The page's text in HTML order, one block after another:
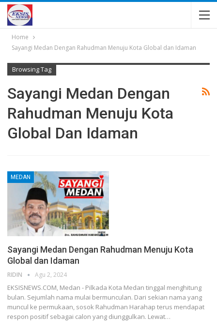
Home
Sayangi Medan Dengan Rahudman Menuju Kota Global dan Idaman
Browsing Tag
Sayangi Medan Dengan
Rahudman Menuju Kota
Global Dan Idaman
MEDAN
Sayangi Medan Dengan Rahudman Menuju Kota
Global dan Idaman
RIDIN Agu 2, 2024
EKSISNEWS.COM, Medan - Pilkada Kota Medan tinggal menghitung
bulan. Sejumlah nama mulai bermunculan. Dari sekian nama yang
muncul ke permukaan, sosok Rahudman Harahap terus mendapat
respon positif sebagai calon yang diunggulkan. Lewat…